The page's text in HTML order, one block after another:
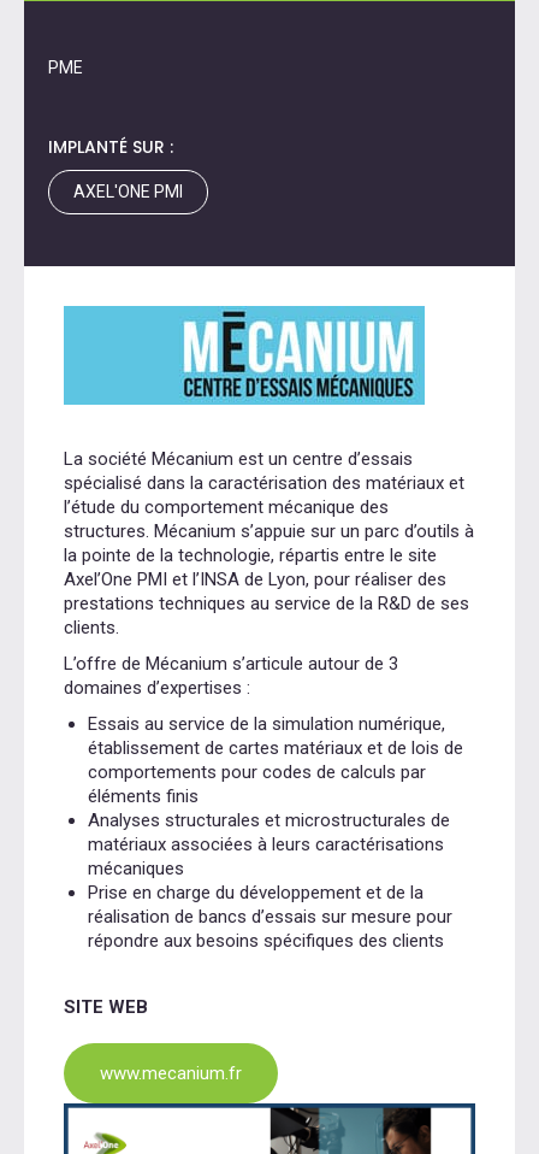
PME
IMPLANTÉ SUR :
AXEL'ONE PMI
La société Mécanium est un centre d’essais
spécialisé dans la caractérisation des matériaux et
l’étude du comportement mécanique des
structures. Mécanium s’appuie sur un parc d’outils à
la pointe de la technologie, répartis entre le site
Axel’One PMI et l’INSA de Lyon, pour réaliser des
prestations techniques au service de la R&D de ses
clients.
L’offre de Mécanium s’articule autour de 3
domaines d’expertises :
Essais au service de la simulation numérique,
établissement de cartes matériaux et de lois de
comportements pour codes de calculs par
éléments finis
Analyses structurales et microstructurales de
matériaux associées à leurs caractérisations
mécaniques
Prise en charge du développement et de la
réalisation de bancs d’essais sur mesure pour
répondre aux besoins spécifiques des clients
SITE WEB
www.mecanium.fr